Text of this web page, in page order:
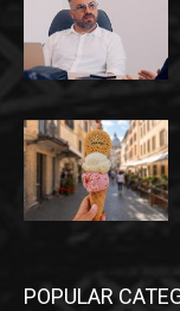
POPULAR